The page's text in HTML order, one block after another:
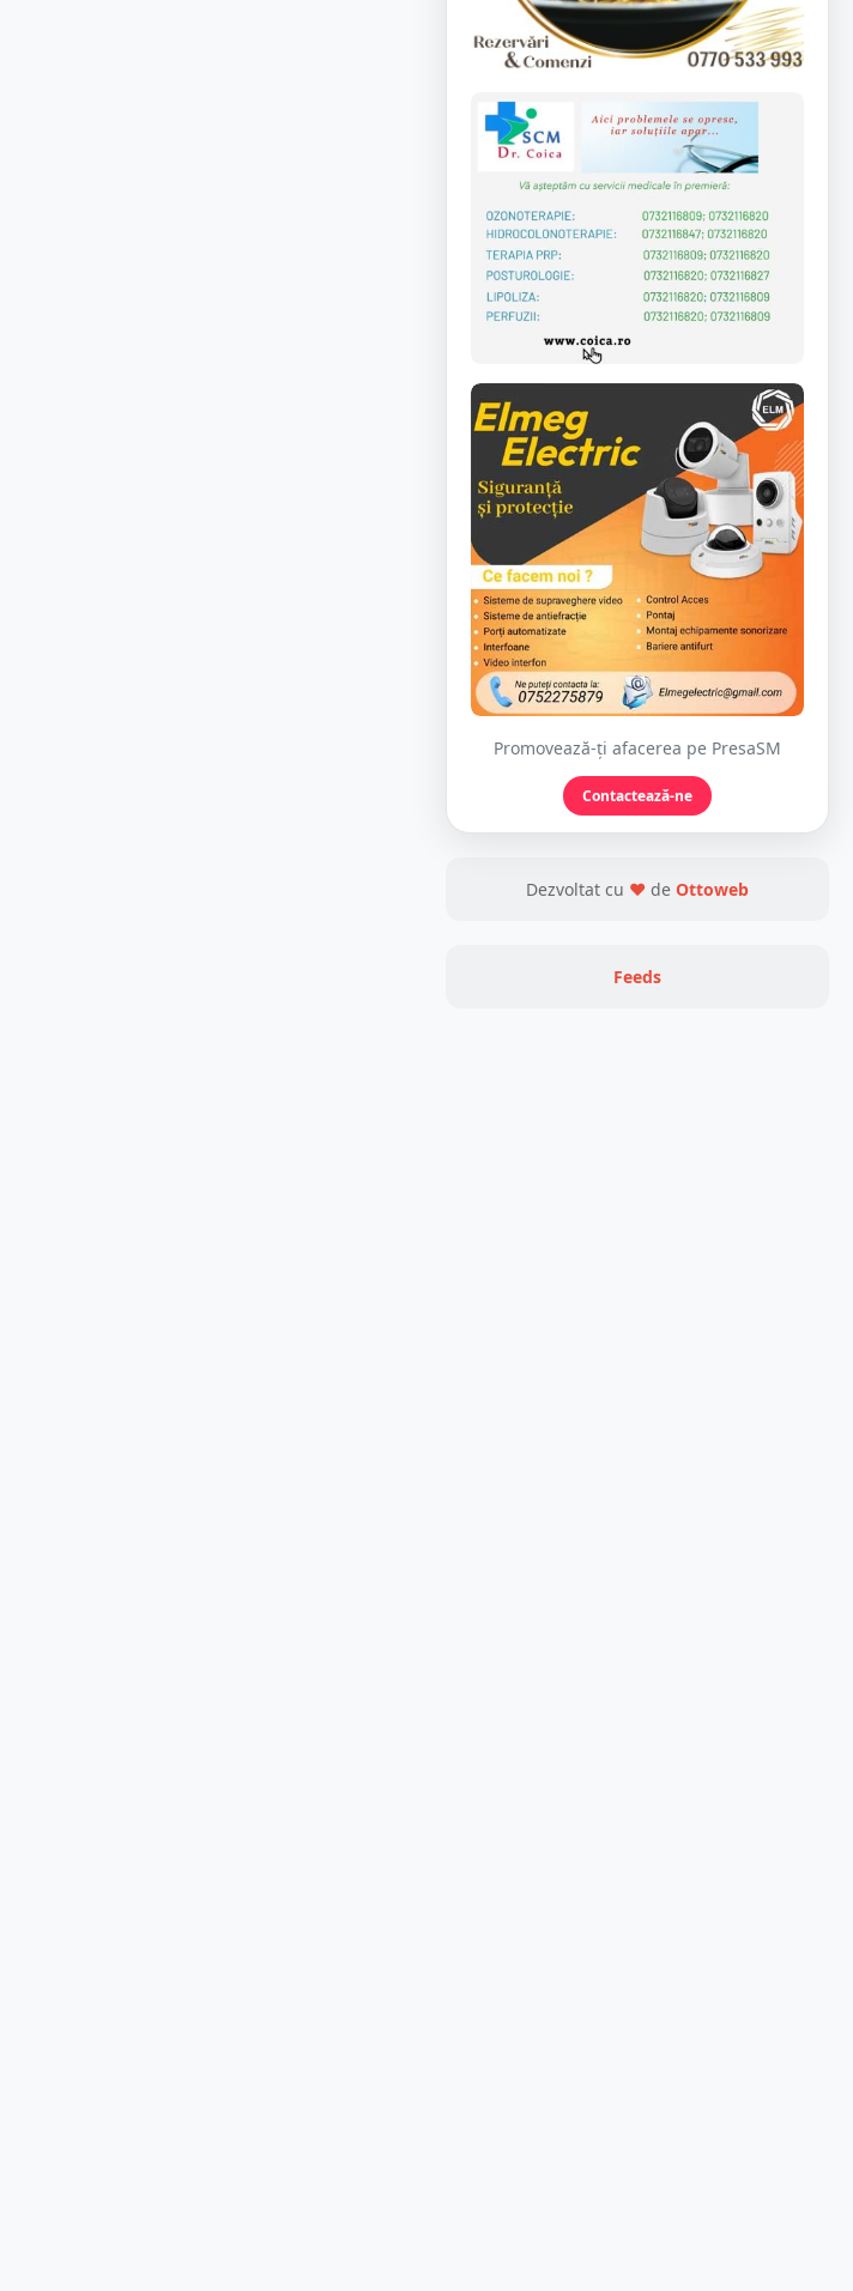
Promovează-ți afacerea pe PresaSM
Contactează-ne
Dezvoltat cu ❤ de Ottoweb
Feeds